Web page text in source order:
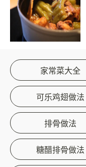
家常菜大全
可乐鸡翅做法
排骨做法
糖醋排骨做法